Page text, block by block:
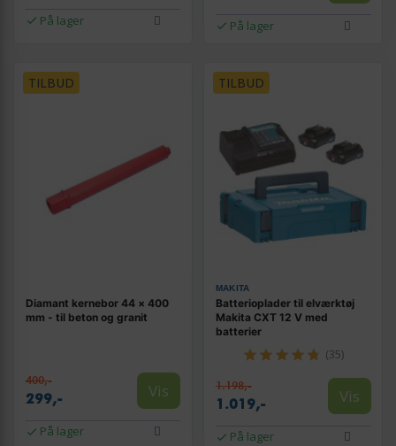
På lager På lager
TILBUD
Diamant kernebor 44 × 400
mm - til beton og granit
400,-
299,- Vis
På lager
TILBUD
MAKITA
Batterioplader til elværktøj
Makita CXT 12 V med
batterier
(35)
1.198,-
1.019,- Vis
På lager